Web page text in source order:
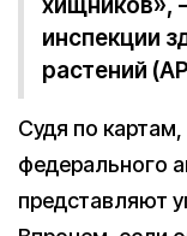
хищников»,
инспекции
растений
Судя по
федерального
представляют